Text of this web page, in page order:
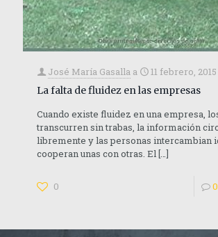
José María Gasalla a
11 febrero, 2015
La falta de fluidez en las empresas
Cuando existe fluidez en una empresa,
transcurren sin trabas, la información
libremente y las personas intercambian
cooperan unas con otras. El[…]
0 0